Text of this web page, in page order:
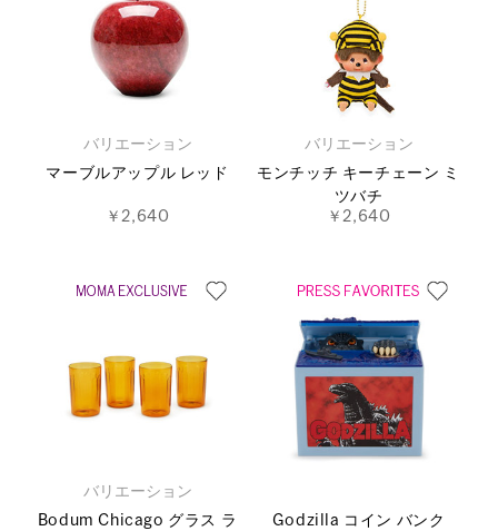
バリエーション
マーブルアップル レッド
￥2,640
バリエーション
モンチッチ キーチェーン ミ
ツバチ
￥2,640
バリエーション
Bodum Chicago グラス ラ
Godzilla コイン バンク